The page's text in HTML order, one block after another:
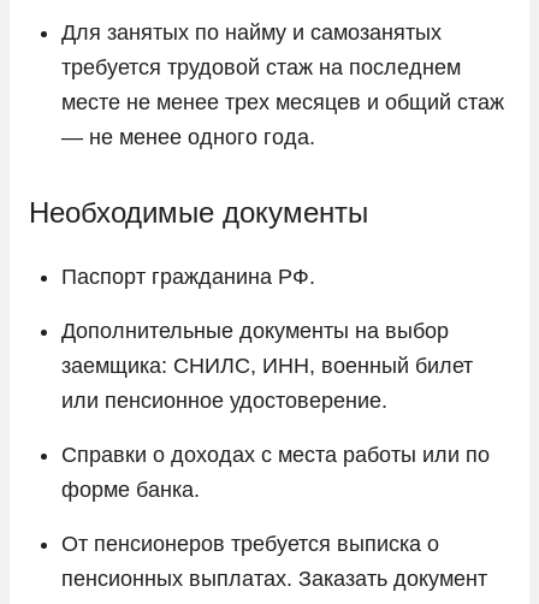
Для занятых по найму и самозанятых
требуется трудовой стаж на последнем
месте не менее трех месяцев и общий стаж
— не менее одного года.
Необходимые документы
Паспорт гражданина РФ.
Дополнительные документы на выбор
заемщика: СНИЛС, ИНН, военный билет
или пенсионное удостоверение.
Справки о доходах с места работы или по
форме банка.
От пенсионеров требуется выписка о
пенсионных выплатах. Заказать документ